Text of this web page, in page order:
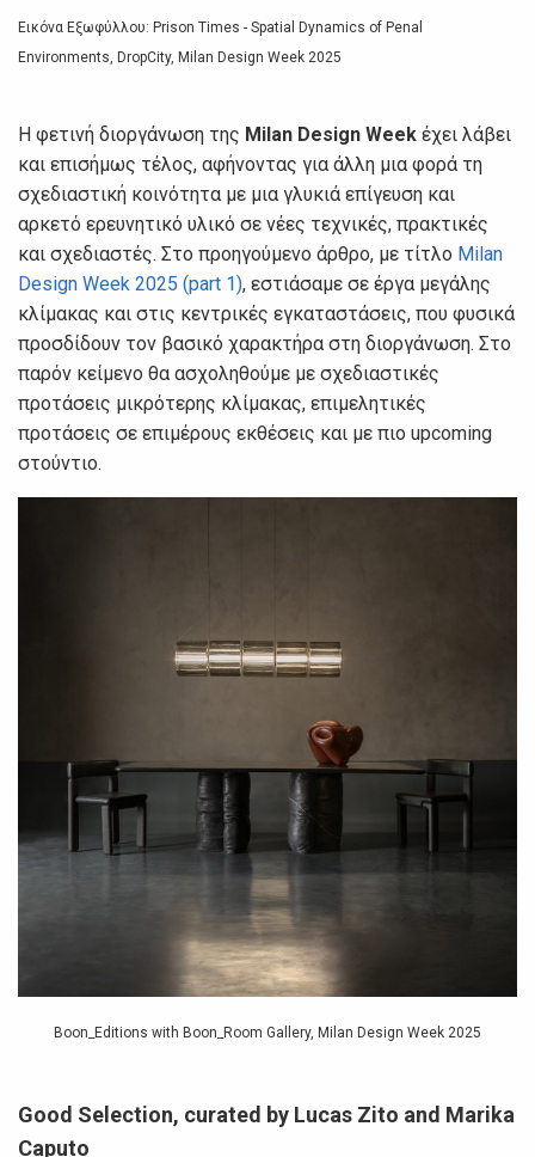
Εικόνα Εξωφύλλου: Prison Times - Spatial Dynamics of Penal
Environments, DropCity, Milan Design Week 2025
Η φετινή διοργάνωση της Milan Design Week έχει λάβει
και επισήμως τέλος, αφήνοντας για άλλη μια φορά τη
σχεδιαστική κοινότητα με μια γλυκιά επίγευση και
αρκετό ερευνητικό υλικό σε νέες τεχνικές, πρακτικές
και σχεδιαστές. Στο προηγούμενο άρθρο, με τίτλο Milan
Design Week 2025 (part 1), εστιάσαμε σε έργα μεγάλης
κλίμακας και στις κεντρικές εγκαταστάσεις, που φυσικά
προσδίδουν τον βασικό χαρακτήρα στη διοργάνωση. Στο
παρόν κείμενο θα ασχοληθούμε με σχεδιαστικές
προτάσεις μικρότερης κλίμακας, επιμελητικές
προτάσεις σε επιμέρους εκθέσεις και με πιο upcoming
στούντιο.
Boon_Editions with Boon_Room Gallery, Milan Design Week 2025
Good Selection, curated by Lucas Zito and Marika
Caputo